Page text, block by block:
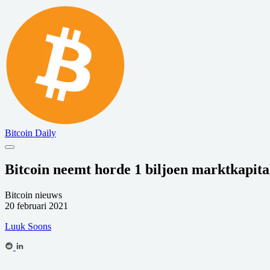
Bitcoin Daily
Bitcoin neemt horde 1 biljoen
Bitcoin nieuws
20 februari 2021
Luuk Soons